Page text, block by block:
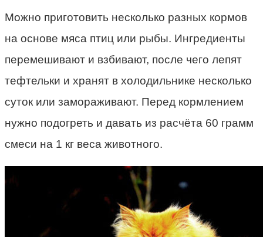
Можно приготовить несколько разных кормов
на основе мяса птиц или рыбы. Ингредиенты
перемешивают и взбивают, после чего лепят
тефтельки и хранят в холодильнике несколько
суток или замораживают. Перед кормлением
нужно подогреть и давать из расчёта 60 грамм
смеси на 1 кг веса животного.